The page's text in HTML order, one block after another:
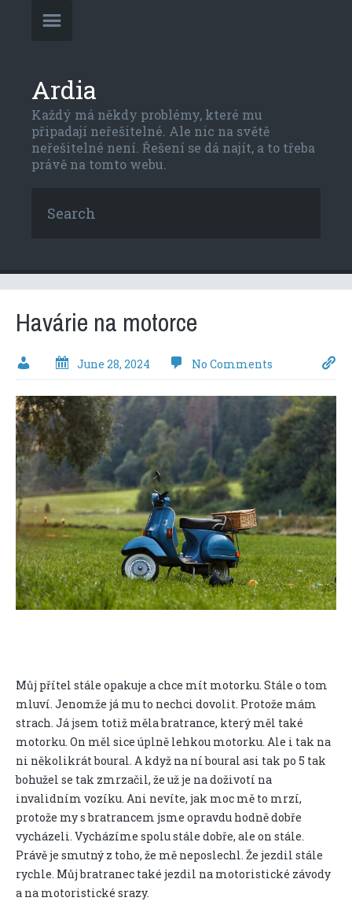
Ardia
Každý má někdy problémy, které mu
připadají neřešitelné. Ale nic na světě
neřešitelné není. Řešení se dá najít, a to třeba
právě na tomto webu.
Havárie na motorce
June 28, 2024 No Comments
Můj přítel stále opakuje a chce mít motorku. Stále o tom
mluví. Jenomže já mu to nechci dovolit. Protože mám
strach. Já jsem totiž měla bratrance, který měl také
motorku. On měl sice úplně lehkou motorku. Ale i tak na
ni několikrát boural. A když na ní boural asi tak po 5 tak
bohužel se tak zmrzačil, že už je na doživotí na
invalidním vozíku. Ani nevíte, jak moc mě to mrzí,
protože my s bratrancem jsme opravdu hodně dobře
vycházeli. Vycházíme spolu stále dobře, ale on stále.
Právě je smutný z toho, že mě neposlechl. Že jezdil stále
rychle. Můj bratranec také jezdil na motoristické závody
a na motoristické srazy.